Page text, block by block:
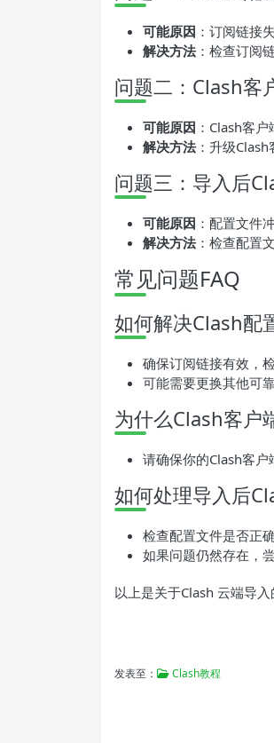
可能原因 ：订阅链接
解决方法：检查订阅
问题二：Clash客
可能原因 ：Clash客户
解决方法：升级Clash
问题三：导入后
可能原因 ：配置文件
解决方法：检查配置
常见问题FAQ
如何解决Clash配
确保订阅链接有效，
可能需要更换其他可
为什么Clash客户
请确保你的Clash客户
如何处理导入后
检查配置文件是否正
如果问题仍然存在，
以上是关于Clash 云端导
发表至： Clash教程